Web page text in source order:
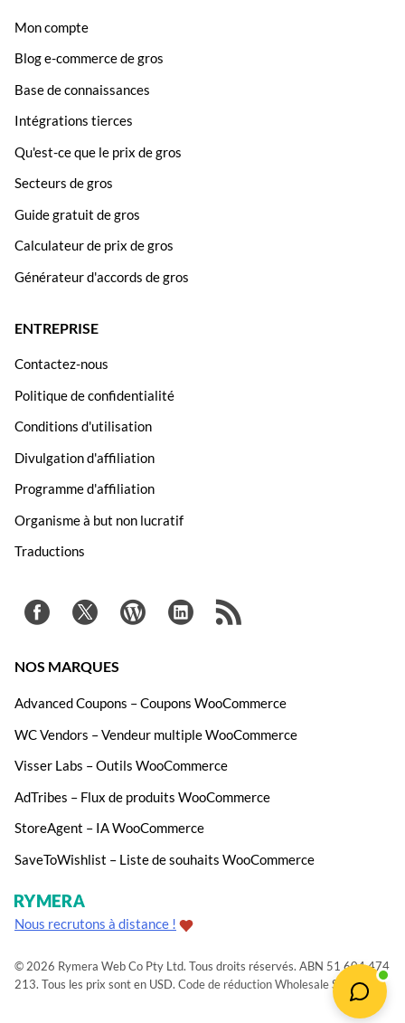
Mon compte
Blog e-commerce de gros
Base de connaissances
Intégrations tierces
Qu'est-ce que le prix de gros
Secteurs de gros
Guide gratuit de gros
Calculateur de prix de gros
Générateur d'accords de gros
ENTREPRISE
Contactez-nous
Politique de confidentialité
Conditions d'utilisation
Divulgation d'affiliation
Programme d'affiliation
Organisme à but non lucratif
Traductions
NOS MARQUES
Advanced Coupons – Coupons WooCommerce
WC Vendors – Vendeur multiple WooCommerce
Visser Labs – Outils WooCommerce
AdTribes – Flux de produits WooCommerce
StoreAgent – IA WooCommerce
SaveToWishlist – Liste de souhaits WooCommerce
Nous recrutons à distance !
© 2026 Rymera Web Co Pty Ltd. Tous droits réservés. ABN 51 604 474
213. Tous les prix sont en USD. Code de réduction Wholesale Suite.